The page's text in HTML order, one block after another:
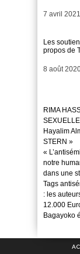
Date
7 avril 2021
Les
propos de
Date
8 août
RIMA
Hayalim
STERN »
«
notre
dans une
Tags
: les
12.000
Bagayoko